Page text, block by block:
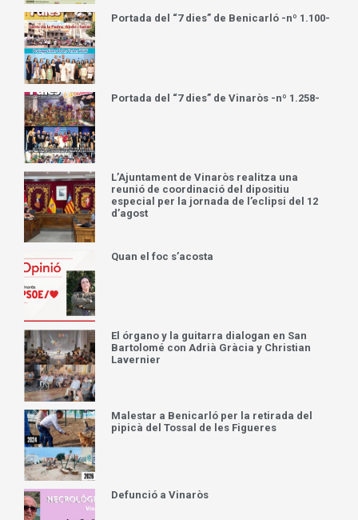
Portada del “7 dies” de Benicarló -nº 1.100-
Portada del “7 dies” de Vinaròs -nº 1.258-
L’Ajuntament de Vinaròs realitza una
reunió de coordinació del dipositiu
especial per la jornada de l’eclipsi del 12
d’agost
Quan el foc s’acosta
El órgano y la guitarra dialogan en San
Bartolomé con Adrià Gràcia y Christian
Lavernier
Malestar a Benicarló per la retirada del
pipicà del Tossal de les Figueres
Defunció a Vinaròs